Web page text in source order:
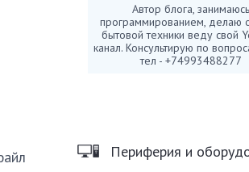
Автор блога, занимаюсь
программированием, делаю
бытовой техники веду свой
канал. Консультирую по
тел - +74993488277
Периферия и